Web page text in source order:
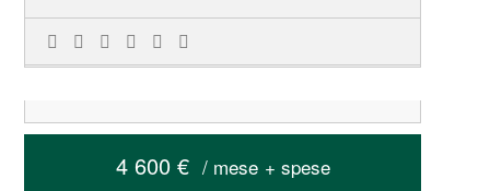
4 600 € / mese + spese